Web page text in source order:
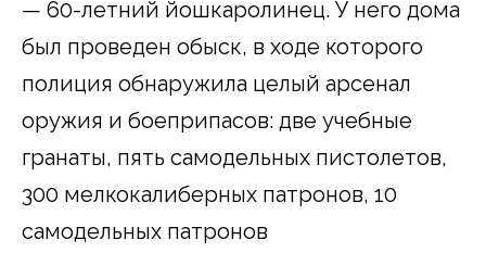
— 60-летний йошкаролинец. У него дома
был проведен обыск, в ходе которого
полиция обнаружила целый арсенал
оружия и боеприпасов: две учебные
гранаты, пять самодельных пистолетов,
300 мелкокалиберных патронов, 10
самодельных патронов